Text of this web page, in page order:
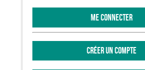
ME CONNECTER
CRÉER UN COMPTE